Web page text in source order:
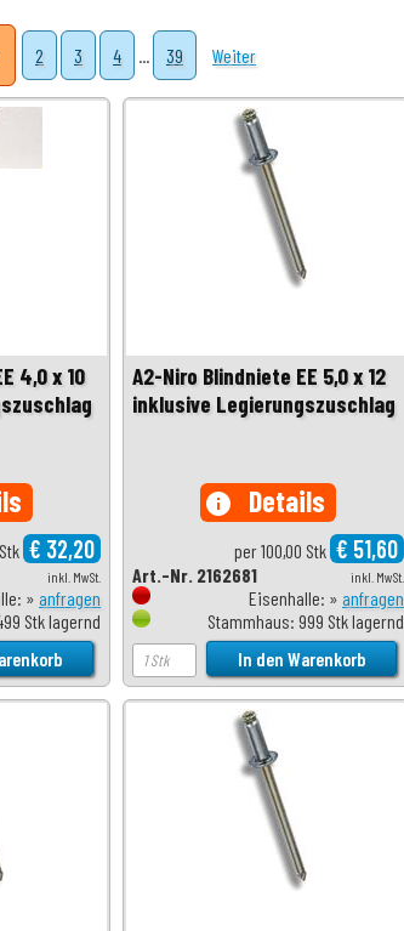
2 3 4 ... 39 Weiter
4,0 x 10
€ 32,20
inkl. MwSt.
» anfragen
Stk lagernd
A2-Niro Blindniete EE 5,0 x 12
inklusive Legierungszuschlag
info Details
per 100,00 Stk € 51,60
inkl. MwSt.
Art.-Nr. 2162681
Eisenhalle: » anfragen
Stammhaus: 999 Stk lagernd